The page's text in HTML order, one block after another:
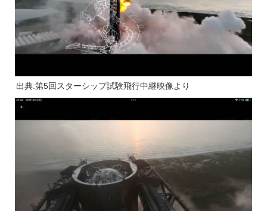
出典:第5回スターシップ試験飛行中継映像より